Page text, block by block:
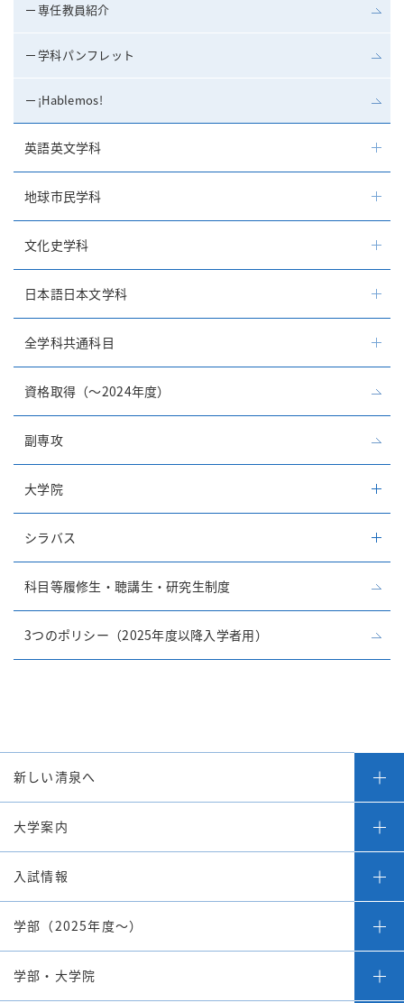
専任教員紹介
学科パンフレット
¡Hablemos!
英語英文学科
地球市民学科
文化史学科
日本語日本文学科
全学科共通科目
資格取得（～2024年度）
副専攻
大学院
シラバス
科目等履修生・聴講生・研究生制度
3つのポリシー（2025年度以降入学者用）
新しい清泉へ
大学案内
入試情報
学部（2025年度～）
学部・大学院